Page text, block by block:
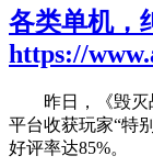
各类单机，
https://
昨日，《毁灭
平台收获玩家“特
好评率达85%。